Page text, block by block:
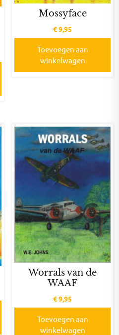
Mossyface
€9,95
Toevoegen aan
winkelwagen
Worrals van de
WAAF
€9,95
Toevoegen aan
winkelwagen